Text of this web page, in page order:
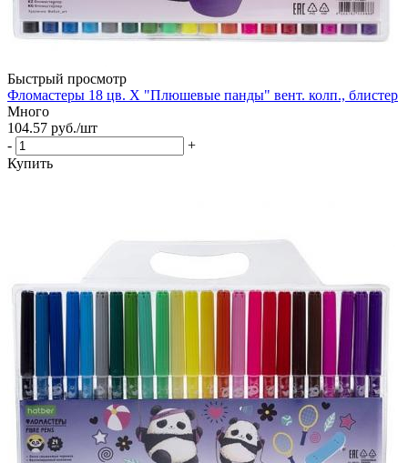
Быстрый просмотр
Фломастеры 18 цв. Х "Плюшевые панды" вент. колп., блистер
Много
104.57 руб./шт
-
+
Купить